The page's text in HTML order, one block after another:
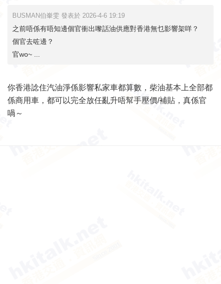
BUSMAN伯輋雯 發表於 2026-4-6 19:19
之前唔係有唔知邊個官衝出嚟話油供應對香港無乜影響架咩？
個官去咗邊？
官wo~ ...
你香港諗住汽油淨係影響私家車都算數，柴油基本上全部都
係商用車，都可以完全放任亂升唔幫手壓價/補貼，真係官
喎～